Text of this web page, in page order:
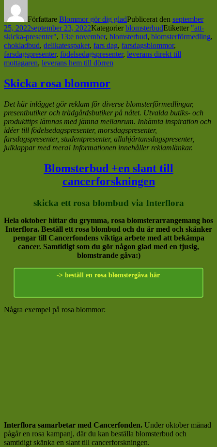
Författare Blommor gör dig gladPublicerat den september
25, 2022september 23, 2022Kategorier blomsterbudEtiketter "att-
skicka-presenter", 13:e november, blomsterbud, blomsterförmedling,
chokladbud, delikatesspaket, fars dag, farsdagsblommor,
farsdagspresenter, födelsedagspresenter, leverans direkt till
mottagaren, leverans hem till dörren
Skicka rosa blommor
Det här inlägget gör reklam för diverse blomsterförmedlingar,
presentbutiker och trädgårdsbutiker på nätet. Utvalda butiks- och
produkttips lämnas med jämna mellanrum. Inhämta inspiration och
idéer till födelsedagspresenter, morsdagspresenter,
farsdagspresenter, studentpresenter, allahjärtansdagspresenter,
julklappar med mera! Informationen innehåller reklamlänkar.
Blomsterbud +en slant till
cancerforskningen
skicka ett rosa blombud via Interflora
Hela oktober hittar du grymma, rosa blomsterarrangemang hos
Interflora. Beställ ett rosa blombud och du är med och skänker
pengar till Cancerfondens viktiga arbete med att bekämpa
cancer. Samtidigt som du gör någon glad med en tjusig,
blomstrande gåva:)
-> beställ en rosa blomstergåva här
Några exempel på rosa blommor:
Interflora samarbetar med Cancerfonden. Under oktober månad
pågår en rosa kampanj, där du kan beställa blomsterbud och
samtidigt skänka en slant till cancerforskningen.